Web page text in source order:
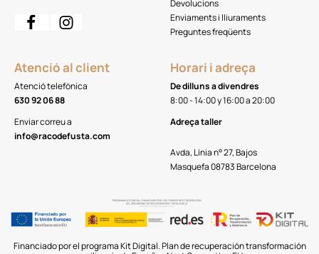
Devolucions
Enviaments i lliuraments
Preguntes freqüents
Atenció al client
Atenció telefònica
630 92 06 88
Enviar correu a
info@racodefusta.com
Horari i adreça
De dilluns a divendres
8:00 - 14:00 y 16:00 a 20:00
Adreça taller
Avda, Línia n° 27, Bajos
Masquefa 08783 Barcelona
Financiado por el programa Kit Digital. Plan de recuperación transformación